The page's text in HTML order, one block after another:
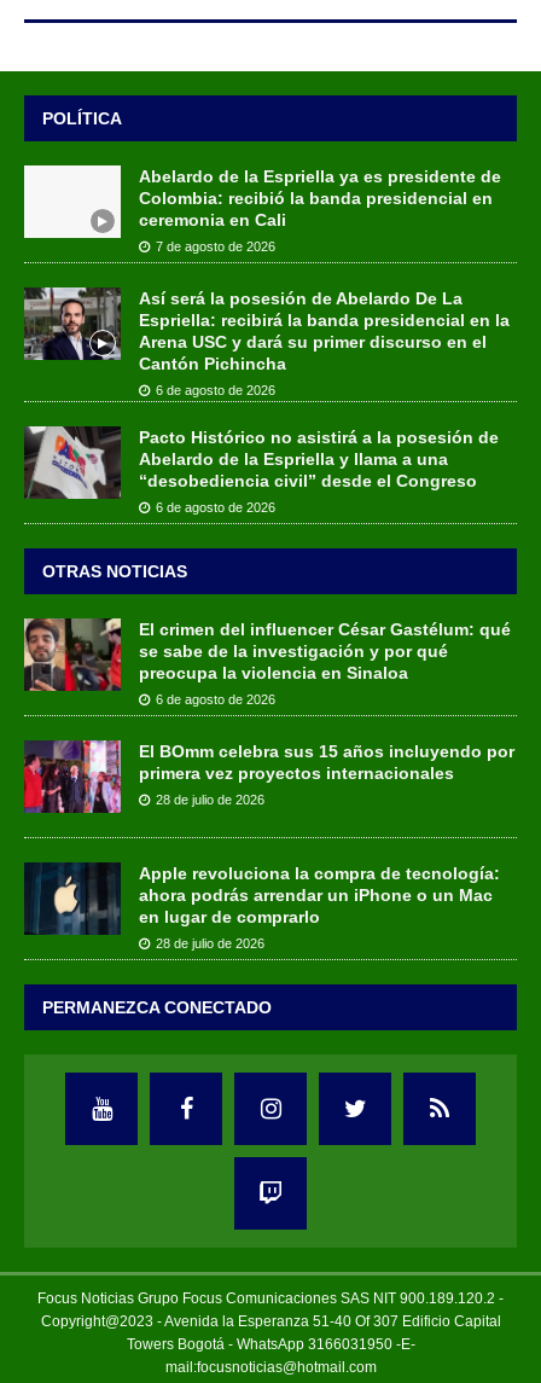
POLÍTICA
Abelardo de la Espriella ya es presidente de
Colombia: recibió la banda presidencial en
ceremonia en Cali
7 de agosto de 2026
Así será la posesión de Abelardo De La
Espriella: recibirá la banda presidencial en la
Arena USC y dará su primer discurso en el
Cantón Pichincha
6 de agosto de 2026
Pacto Histórico no asistirá a la posesión de
Abelardo de la Espriella y llama a una
“desobediencia civil” desde el Congreso
6 de agosto de 2026
OTRAS NOTICIAS
El crimen del influencer César Gastélum: qué
se sabe de la investigación y por qué
preocupa la violencia en Sinaloa
6 de agosto de 2026
El BOmm celebra sus 15 años incluyendo por
primera vez proyectos internacionales
28 de julio de 2026
Apple revoluciona la compra de tecnología:
ahora podrás arrendar un iPhone o un Mac
en lugar de comprarlo
28 de julio de 2026
PERMANEZCA CONECTADO
Focus Noticias Grupo Focus Comunicaciones SAS NIT 900.189.120.2 -
Copyright@2023 - Avenida la Esperanza 51-40 Of 307 Edificio Capital
Towers Bogotá - WhatsApp 3166031950 -E-
mail:focusnoticias@hotmail.com